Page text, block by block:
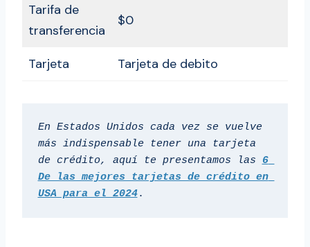
Tarifa de
transferencia
$0
Tarjeta Tarjeta de debito
En Estados Unidos cada vez se vuelve
más indispensable tener una tarjeta
de crédito, aquí te presentamos las
6
De las mejores tarjetas de crédito en
USA para el 2024.